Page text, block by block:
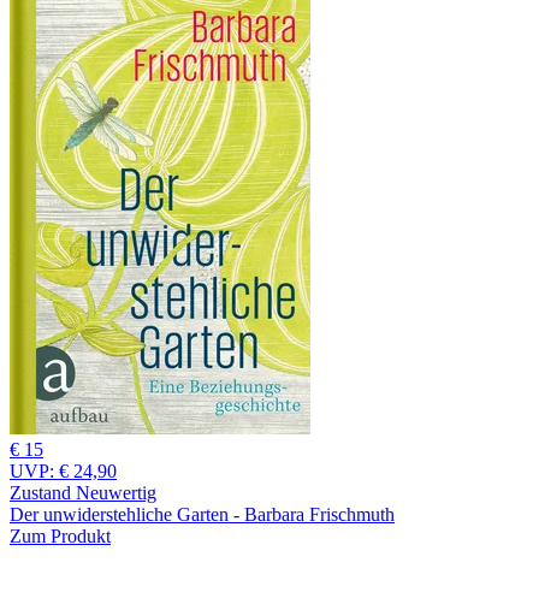
€ 15
UVP: € 24,90
Zustand Neuwertig
Der unwiderstehliche Garten - Barbara Frischmuth
Zum Produkt